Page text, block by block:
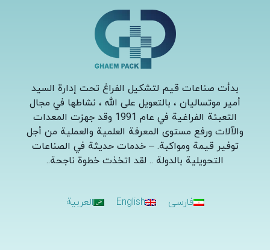
بدأت صناعات قيم لتشكيل الفراغ تحت إدارة السيد
أمير موتساليان ، بالتعويل على الله ، نشاطها في مجال
التعبئة الفراغية في عام 1991 وقد جهزت المعدات
والآلات ورفع مستوى المعرفة العلمية والعملية من أجل
توفير قيمة ومواكبة. – خدمات حديثة في الصناعات
التحويلية بالدولة .. لقد اتخذت خطوة ناجحة..
فارسی English العربية